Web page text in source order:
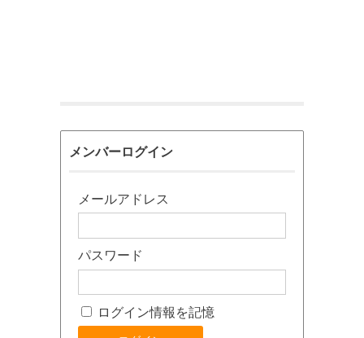
メンバーログイン
メールアドレス
パスワード
ログイン情報を記憶